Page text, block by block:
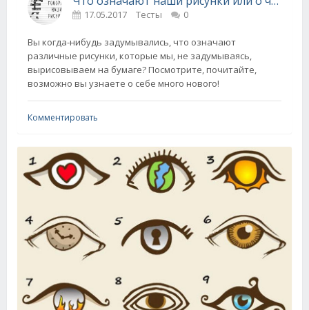
17.05.2017 Тесты 0
Вы когда-нибудь задумывались, что означают
различные рисунки, которые мы, не задумываясь,
вырисовываем на бумаге? Посмотрите, почитайте,
возможно вы узнаете о себе много нового!
Комментировать